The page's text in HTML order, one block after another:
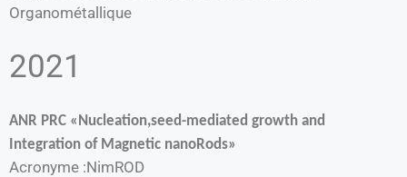
Organométallique
2021
ANR PRC «Nucleation,seed-mediated growth and
Integration of Magnetic nanoRods»
Acronyme :NimROD